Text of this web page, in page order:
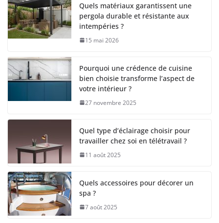
Quels matériaux garantissent une
pergola durable et résistante aux
intempéries ?
15 mai 2026
Pourquoi une crédence de cuisine
bien choisie transforme l’aspect de
votre intérieur ?
27 novembre 2025
Quel type d’éclairage choisir pour
travailler chez soi en télétravail ?
11 août 2025
Quels accessoires pour décorer un
spa ?
7 août 2025